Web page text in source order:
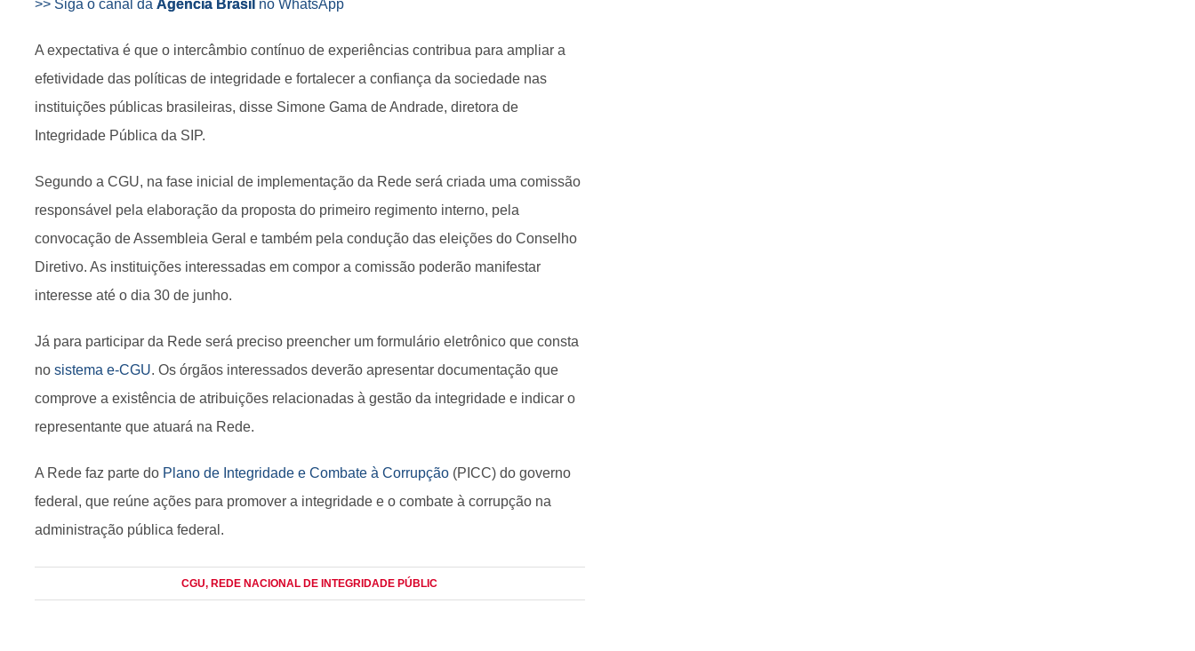
>> Siga o canal da Agência Brasil no WhatsApp
A expectativa é que o intercâmbio contínuo de experiências contribua para ampliar a
efetividade das políticas de integridade e fortalecer a confiança da sociedade nas
instituições públicas brasileiras, disse Simone Gama de Andrade, diretora de
Integridade Pública da SIP.
Segundo a CGU, na fase inicial de implementação da Rede será criada uma comissão
responsável pela elaboração da proposta do primeiro regimento interno, pela
convocação de Assembleia Geral e também pela condução das eleições do Conselho
Diretivo. As instituições interessadas em compor a comissão poderão manifestar
interesse até o dia 30 de junho.
Já para participar da Rede será preciso preencher um formulário eletrônico que consta
no sistema e-CGU. Os órgãos interessados deverão apresentar documentação que
comprove a existência de atribuições relacionadas à gestão da integridade e indicar o
representante que atuará na Rede.
A Rede faz parte do Plano de Integridade e Combate à Corrupção (PICC) do governo
federal, que reúne ações para promover a integridade e o combate à corrupção na
administração pública federal.
CGU, REDE NACIONAL DE INTEGRIDADE PÚBLIC